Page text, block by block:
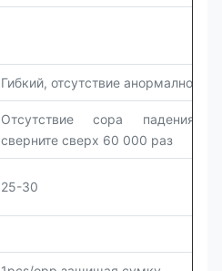
Гибкий, отсутствие анормалного
Отсутствие сора падения
сверните сверх 60 000 раз
25-30